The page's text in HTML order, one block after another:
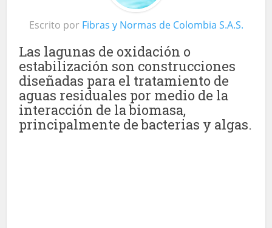
Escrito por Fibras y Normas de Colombia S.A.S.
Las lagunas de oxidación o
estabilización son construcciones
diseñadas para el tratamiento de
aguas residuales por medio de la
interacción de la biomasa,
principalmente de bacterias y algas.